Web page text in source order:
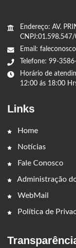
Endereço: AV.
Email:
Telefone: 99-
Horário de
12:00 ás 18:00
Links
Home
Notícias
Fale Conosco
Administração
WebMail
Política de